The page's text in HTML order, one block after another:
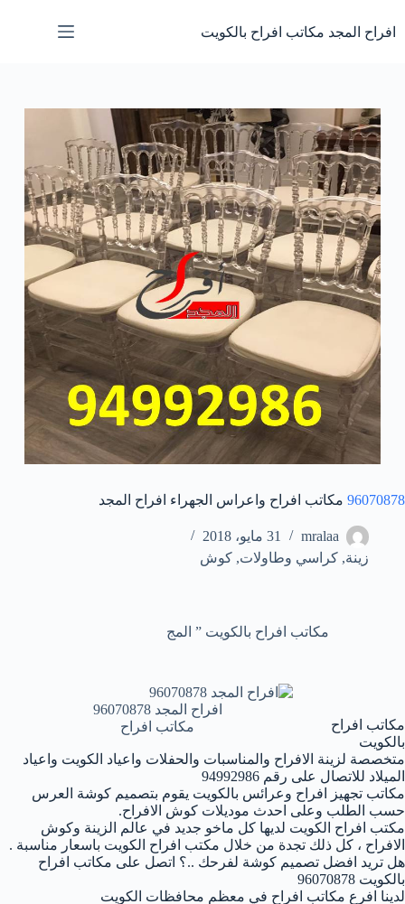
إلى
المحتوى
افراح المجد مكاتب افراح بالكويت
96070878 مكاتب افراح واعراس الجهراء افراح المجد
mralaa
31 مايو، 2018
زينة, كراسي وطاولات, كوش
مكاتب افراح بالكويت ” المج
افراح المجد 96070878
مكاتب افراح
مكاتب افراح
بالكويت
متخصصة لزينة الافراح والمناسبات والحفلات واعياد الكويت واعياد
الميلاد للاتصال على رقم 94992986
مكاتب تجهيز افراح وعرائس بالكويت يقوم بتصميم كوشة العرس
حسب الطلب وعلى احدث موديلات كوش الافراح.
مكتب افراح الكويت لديها كل ماخو جديد في عالم الزينة وكوش
الافراح ، كل ذلك تجدة من خلال مكتب افراح الكويت باسعار مناسبة .
هل تريد افضل تصميم كوشة لفرحك ..؟ اتصل على مكاتب افراح
بالكويت 96070878
لدينا افرع مكاتب افراح في معظم محافظات الكويت